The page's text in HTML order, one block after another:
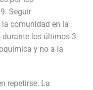
Seguir
comunidad en la
los últimos 3
y no a la
repetirse. La